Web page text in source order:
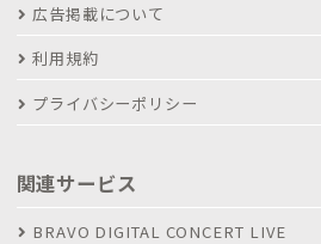
広告掲載について
利用規約
プライバシーポリシー
関連サービス
BRAVO DIGITAL CONCERT LIVE